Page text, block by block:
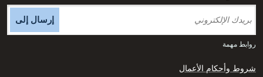
إرسال إلى
روابط مهمة
شروط وأحكام الأعمال